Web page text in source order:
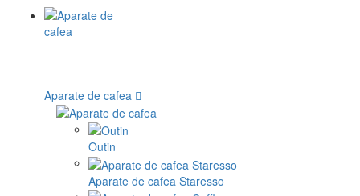
Aparate de cafea
Outin
Aparate de cafea Staresso